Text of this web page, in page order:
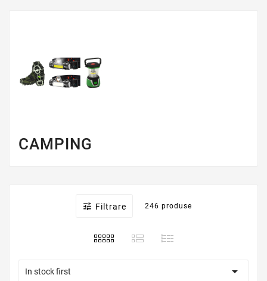
CAMPING
 Filtrare 246 produse
In stock first 